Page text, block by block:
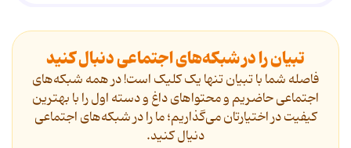
تبیان را در شبکه‌های اجتماعی دنبال کنید
فاصله شما با تبیان تنها یک کلیک است! در همه شبکه‌های
اجتماعی حاضریم و محتواهای داغ و دسته اول را با بهترین
کیفیت در اختیارتان می‌گذاریم؛ ما را در شبکه‌های اجتماعی
دنیال کنید.